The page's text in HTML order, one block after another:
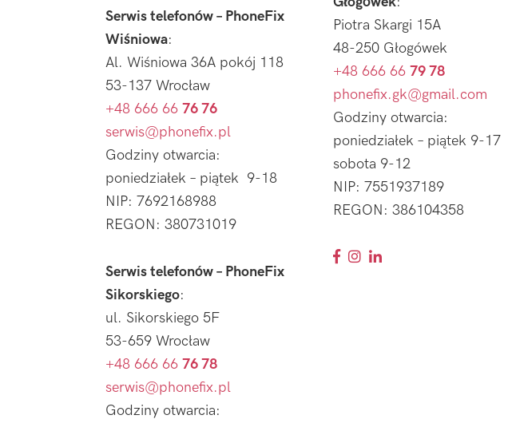
Serwis telefonów – PhoneFix
Wiśniowa:
Al. Wiśniowa 36A pokój 118
53-137 Wrocław
+48 666 66 76 76
serwis@phonefix.pl
Godziny otwarcia:
poniedziałek – piątek 9-18
NIP: 7692168988
REGON: 380731019
Serwis telefonów – PhoneFix
Sikorskiego:
ul. Sikorskiego 5F
53-659 Wrocław
+48 666 66 76 78
serwis@phonefix.pl
Godziny otwarcia:
Piotra Skargi 15A
48-250 Głogówek
+48 666 66 79 78
phonefix.gk@gmail.com
Godziny otwarcia:
poniedziałek – piątek 9-17
sobota 9-12
NIP: 7551937189
REGON: 386104358